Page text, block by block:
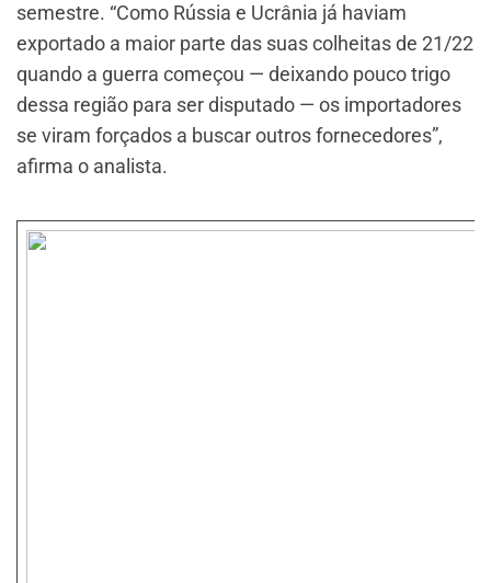
semestre. “Como Rússia e Ucrânia já haviam
exportado a maior parte das suas colheitas de 21/22
quando a guerra começou — deixando pouco trigo
dessa região para ser disputado — os importadores
se viram forçados a buscar outros fornecedores”,
afirma o analista.